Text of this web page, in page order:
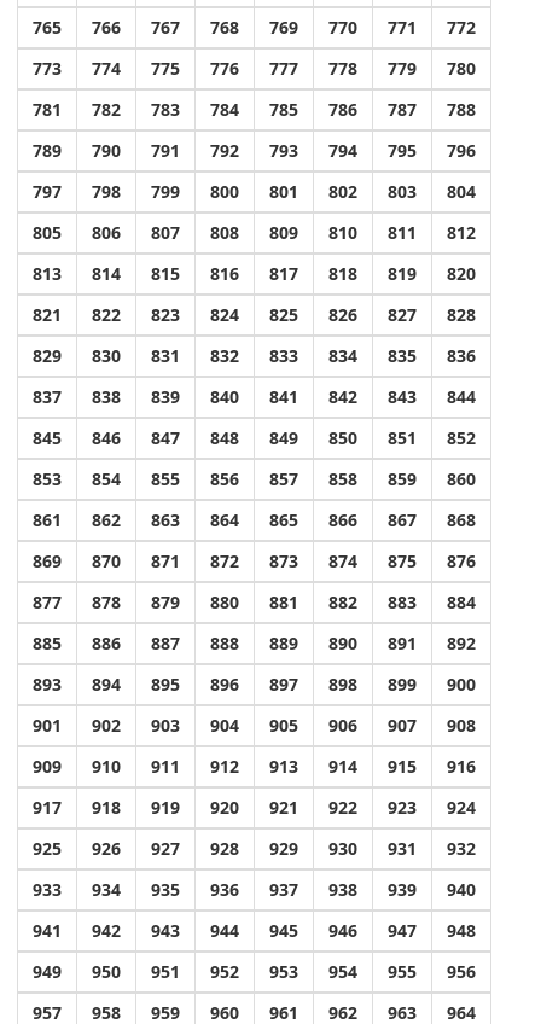
765
766 767 768 769 770 771
772
773
774 775 776 777 778 779
780
781
782 783 784 785 786 787
788
789
790 791 792 793 794 795
796
797
798 799 800 801 802 803
804
805
806 807 808 809 810 811
812
813
814 815 816 817 818 819
820
821
822 823 824 825 826 827
828
829
830 831 832 833 834 835
836
837
838 839 840 841 842 843
844
845
846 847 848 849 850 851
852
853
854 855 856 857 858 859
860
861
862 863 864 865 866 867
868
869
870 871 872 873 874 875
876
877
878 879 880 881 882 883
884
885
886 887 888 889 890 891
892
893
894 895 896 897 898 899
900
901
902 903 904 905 906 907
908
909
910 911 912 913 914 915
916
917
918 919 920 921 922 923
924
925
926 927 928 929 930 931
932
933
934 935 936 937 938 939
940
941
942 943 944 945 946 947
948
949
950 951 952 953 954 955
956
957
958 959 960 961 962 963 964